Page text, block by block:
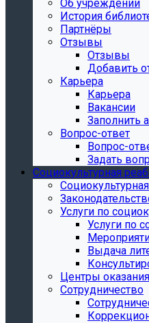
Об учреждении
История
Партнёры
Отзывы
Отзывы
Добавить
Карьера
Карьера
Вакансии
Заполнить
Вопрос-ответ
Вопрос-
Задать
Социокультурная
Услуги по
Услуги по
Выдача
Центры
Сотрудничество